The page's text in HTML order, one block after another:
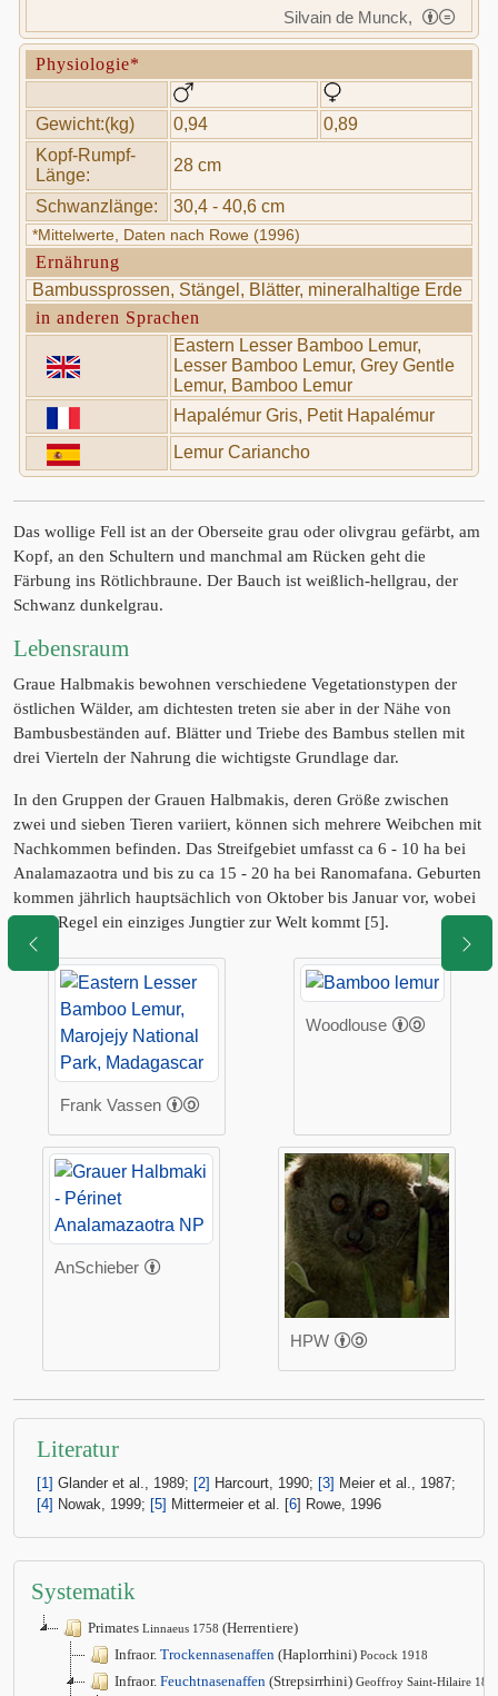
Silvain de Munck,
Physiologie*
Gewicht:(kg) 0,94
0,89
Kopf-Rumpf-
Länge:
28 cm
Schwanzlänge: 30,4 - 40,6 cm
*Mittelwerte, Daten nach Rowe (1996)
Ernährung
Bambussprossen, Stängel, Blätter, mineralhaltige Erde
in anderen Sprachen
Eastern Lesser Bamboo Lemur,
Lesser Bamboo Lemur, Grey Gentle
Lemur, Bamboo Lemur
Hapalémur Gris, Petit Hapalémur
Lemur Cariancho
Das wollige Fell ist an der Oberseite grau oder olivgrau gefärbt, am
Kopf, an den Schultern und manchmal am Rücken geht die
Färbung ins Rötlichbraune. Der Bauch ist weißlich-hellgrau, der
Schwanz dunkelgrau.
Lebensraum
Graue Halbmakis bewohnen verschiedene Vegetationstypen der
östlichen Wälder, am dichtesten treten sie aber in der Nähe von
Bambusbeständen auf. Blätter und Triebe des Bambus stellen mit
drei Vierteln der Nahrung die wichtigste Grundlage dar.
In den Gruppen der Grauen Halbmakis, deren Größe zwischen
zwei und sieben Tieren variiert, können sich mehrere Weibchen mit
Nachkommen befinden. Das Streifgebiet umfasst ca 6 - 10 ha bei
Analamazaotra und bis zu ca 15 - 20 ha bei Ranomafana. Geburten
kommen jährlich hauptsächlich von Oktober bis Januar vor, wobei
in der Regel ein einziges Jungtier zur Welt kommt [5].
Frank Vassen
Woodlouse
AnSchieber
HPW
Literatur
[1] Glander et al., 1989; [2] Harcourt, 1990; [3] Meier et al., 1987;
[4] Nowak, 1999; [5] Mittermeier et al. [6] Rowe, 1996
Systematik
Primates Linnaeus 1758 (Herrentiere)
Infraor. Trockennasenaffen (Haplorrhini) Pocock 1918
Infraor. Feuchtnasenaffen (Strepsirrhini) Geoffroy Saint-Hilaire